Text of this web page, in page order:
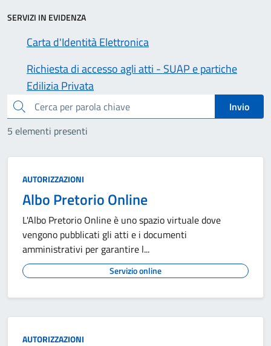
cerca
Invio
5 elementi presenti
AUTORIZZAZIONI
Albo Pretorio Online
L'Albo Pretorio Online è uno spazio virtuale dove
vengono pubblicati gli atti e i documenti
amministrativi per garantire l...
Servizio online
AUTORIZZAZIONI
SERVIZI IN EVIDENZA
Carta d'Identità Elettronica
Richiesta di accesso agli atti - SUAP e partiche
Edilizia Privata